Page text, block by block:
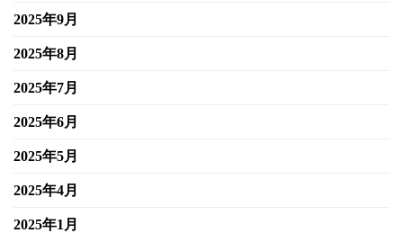
2025年9月
2025年8月
2025年7月
2025年6月
2025年5月
2025年4月
2025年1月